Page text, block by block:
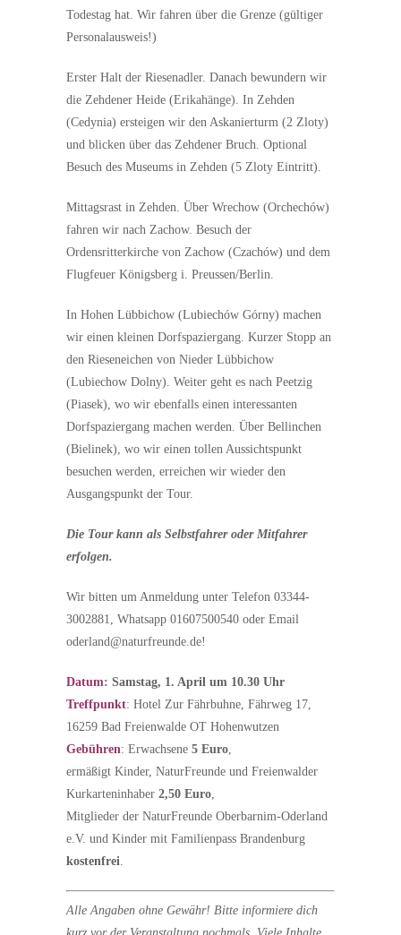
Todestag hat. Wir fahren über die Grenze (gültiger
Personalausweis!)
Erster Halt der Riesenadler. Danach bewundern wir
die Zehdener Heide (Erikahänge). In Zehden
(Cedynia) ersteigen wir den Askanierturm (2 Zloty)
und blicken über das Zehdener Bruch. Optional
Besuch des Museums in Zehden (5 Zloty Eintritt).
Mittagsrast in Zehden. Über Wrechow (Orchechów)
fahren wir nach Zachow. Besuch der
Ordensritterkirche von Zachow (Czachów) und dem
Flugfeuer Königsberg i. Preussen/Berlin.
In Hohen Lübbichow (Lubiechów Górny) machen
wir einen kleinen Dorfspaziergang. Kurzer Stopp an
den Rieseneichen von Nieder Lübbichow
(Lubiechow Dolny). Weiter geht es nach Peetzig
(Piasek), wo wir ebenfalls einen interessanten
Dorfspaziergang machen werden. Über Bellinchen
(Bielinek), wo wir einen tollen Aussichtspunkt
besuchen werden, erreichen wir wieder den
Ausgangspunkt der Tour.
Die Tour kann als Selbstfahrer oder Mitfahrer
erfolgen.
Wir bitten um Anmeldung unter Telefon 03344-
3002881, Whatsapp 01607500540 oder Email
oderland@naturfreunde.de!
Datum: Samstag, 1. April um 10.30 Uhr
Treffpunkt: Hotel Zur Fährbuhne, Fährweg 17,
16259 Bad Freienwalde OT Hohenwutzen
Gebühren: Erwachsene 5 Euro
ermäßigt Kinder, NaturFreunde und Freienwalder
Kurkarteninhaber 2,50 Euro
Mitglieder der NaturFreunde Oberbarnim-Oderland
e.V. und Kinder mit Familienpass Brandenburg
kostenfrei
Alle Angaben ohne Gewähr! Bitte informiere dich